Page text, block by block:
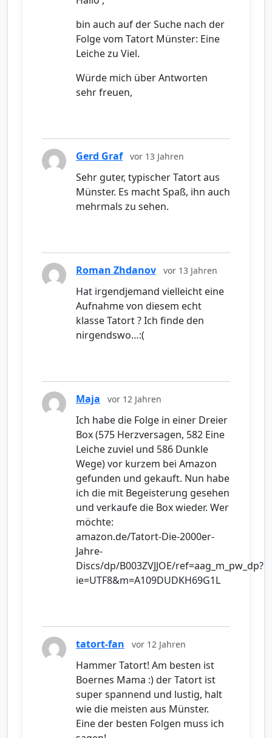
bin auch auf der Suche nach der
Folge vom Tatort Münster: Eine
Leiche zu Viel.
Würde mich über Antworten
sehr freuen,
Gerd Graf vor 13 Jahren
Sehr guter, typischer Tatort aus
Münster. Es macht Spaß, ihn auch
mehrmals zu sehen.
Roman Zhdanov vor 13 Jahren
Hat irgendjemand vielleicht eine
Aufnahme von diesem echt
klasse Tatort ? Ich finde den
nirgendswo…:(
Maja vor 12 Jahren
Ich habe die Folge in einer Dreier
Box (575 Herzversagen, 582 Eine
Leiche zuviel und 586 Dunkle
Wege) vor kurzem bei Amazon
gefunden und gekauft. Nun habe
ich die mit Begeisterung gesehen
und verkaufe die Box wieder. Wer
möchte:
amazon.de/Tatort-Die-2000er-
Jahre-
Discs/dp/B003ZVJJOE/ref=aag_m_pw_dp?
ie=UTF8&m=A109DUDKH69G1L
tatort-fan vor 12 Jahren
Hammer Tatort! Am besten ist
Boernes Mama :) der Tatort ist
super spannend und lustig, halt
wie die meisten aus Münster.
Eine der besten Folgen muss ich